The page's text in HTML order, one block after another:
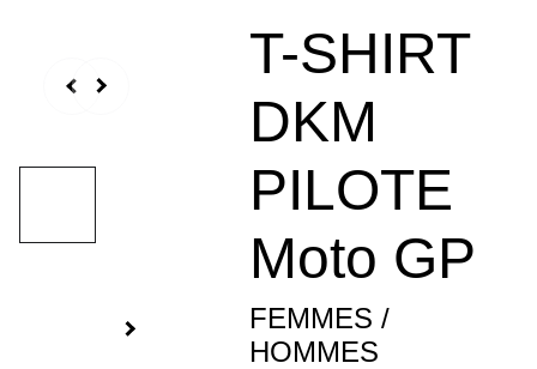
T-SHIRT
DKM
PILOTE
Moto GP
FEMMES /
HOMMES